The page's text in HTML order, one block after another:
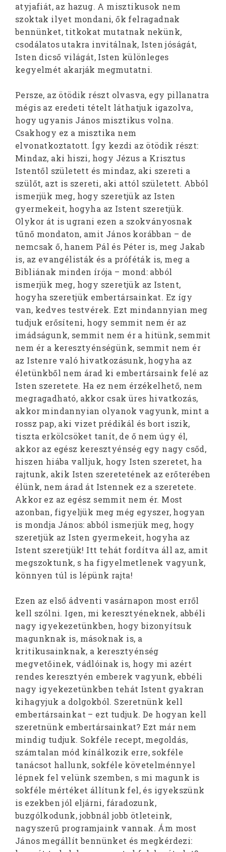
atyjafiát, az hazug. A misztikusok nem
szoktak ilyet mondani, ők felragadnak
bennünket, titkokat mutatnak nekünk,
csodálatos utakra invitálnak, Isten jóságát,
Isten dicső világát, Isten különleges
kegyelmét akarják megmutatni.
Persze, az ötödik részt olvasva, egy pillanatra
mégis az eredeti tételt láthatjuk igazolva,
hogy ugyanis János misztikus volna.
Csakhogy ez a misztika nem
elvonatkoztatott. Így kezdi az ötödik részt:
Mindaz, aki hiszi, hogy Jézus a Krisztus
Istentől született és mindaz, aki szereti a
szülőt, azt is szereti, aki attól született. Abból
ismerjük meg, hogy szeretjük az Isten
gyermekeit, hogyha az Istent szeretjük.
Olykor át is ugrani ezen a szokványosnak
tűnő mondaton, amit János korábban – de
nemcsak ő, hanem Pál és Péter is, meg Jakab
is, az evangélisták és a próféták is, meg a
Bibliának minden írója – mond: abból
ismerjük meg, hogy szeretjük az Istent,
hogyha szeretjük embertársainkat. Ez így
van, kedves testvérek. Ezt mindannyian meg
tudjuk erősíteni, hogy semmit nem ér az
imádságunk, semmit nem ér a hitünk, semmit
nem ér a keresztyénségünk, semmit nem ér
az Istenre való hivatkozásunk, hogyha az
életünkből nem árad ki embertársaink felé az
Isten szeretete. Ha ez nem érzékelhető, nem
megragadható, akkor csak üres hivatkozás,
akkor mindannyian olyanok vagyunk, mint a
rossz pap, aki vizet prédikál és bort iszik,
tiszta erkölcsöket tanít, de ő nem úgy él,
akkor az egész keresztyénség egy nagy csőd,
hiszen hiába valljuk, hogy Isten szeretet, ha
rajtunk, akik Isten szeretetének az erőterében
élünk, nem árad át Istennek ez a szeretete.
Akkor ez az egész semmit nem ér. Most
azonban, figyeljük meg még egyszer, hogyan
is mondja János: abból ismerjük meg, hogy
szeretjük az Isten gyermekeit, hogyha az
Istent szeretjük! Itt tehát fordítva áll az, amit
megszoktunk, s ha figyelmetlenek vagyunk,
könnyen túl is lépünk rajta!
Ezen az első ádventi vasárnapon most erről
kell szólni. Igen, mi keresztyéneknek, abbéli
nagy igyekezetünkben, hogy bizonyítsuk
magunknak is, másoknak is, a
kritikusainknak, a keresztyénség
megvetőinek, vádlóinak is, hogy mi azért
rendes keresztyén emberek vagyunk, ebbéli
nagy igyekezetünkben tehát Istent gyakran
kihagyjuk a dolgokból. Szeretnünk kell
embertársainkat – ezt tudjuk. De hogyan kell
szeretnünk embertársainkat? Ezt már nem
mindig tudjuk. Sokféle recept, megoldás,
számtalan mód kínálkozik erre, sokféle
tanácsot hallunk, sokféle követelménnyel
lépnek fel velünk szemben, s mi magunk is
sokféle mértéket állítunk fel, és igyekszünk
is ezekben jól eljárni, fáradozunk,
buzgólkodunk, jobbnál jobb ötleteink,
nagyszerű programjaink vannak. Ám most
János megállít bennünket és megkérdezi: